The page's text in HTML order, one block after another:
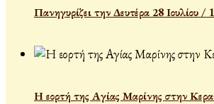
Πανηγυρίζει την Δευτέρα 28
Η εορτή της Αγίας Μαρίνης στην